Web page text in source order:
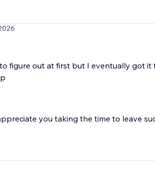
figure out at first but I eventually got
you taking the time to leave